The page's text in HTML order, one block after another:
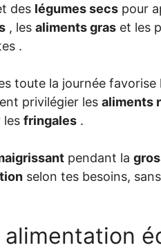
des légumes secs pour
, les aliments gras et les
.
toute la journée favorise
privilégier les aliments
les fringales .
pendant la
selon tes besoins,
alimentation